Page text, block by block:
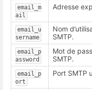
email_m
ail
Adresse
email_u
sername
Nom
SMTP.
email_p
assword
Mot de
SMTP.
email_p
ort
Port SMTP